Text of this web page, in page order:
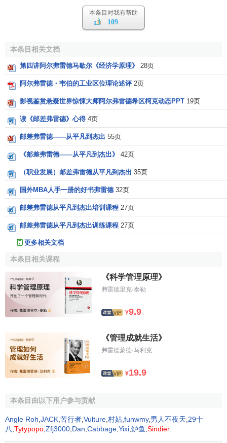
在经济学及道德哲学方面的影响很大，马歇尔的学术兴趣逐
渐由物理学转向了哲学和社会科学
上的父母”。后来，他看到了十九世纪中期在酱主义制度下英
国出现的严重的社会不公平，他感觉到，神学、数学、物理
学和
意力转移到政治经济学上面来，把理解社会现状的希望寄托
在经济学的研究上，打算从经济上来分析社会不公平的原
学。但他的核心仍然是在证明资本主义是一种合理的制度，
它可以自动地保持均衡，因而马歇尔最终还是成了资本主义
的辩护人。
马歇尔主要著述有
《伦敦贫民何所归》
《政治经济学的现状：1885年2月在剑桥大学的就职演
说》
《统计学会杂志》
《一般物价波动的补救措施》
《经济学原理》
《经济学精义》
《老一代的经济学家和新一代的经济学家》
《分配与交换》
本条目对我有帮助
109
本条目相关文档
第四讲阿尔弗雷德马歇尔《经济学原理》 28页
阿尔弗雷德・韦伯的工业区位理论述评 2页
影视鉴赏悬疑世界惊悚大师阿尔弗雷德希区柯克动态PPT 19页
读《邮差弗雷德》心得 4页
邮差弗雷德——从平凡到杰出 55页
《邮差弗雷德——从平凡到杰出》 42页
（职业发展）邮差弗雷德从平凡到杰出 35页
国外MBA人手一册的好书弗雷德 32页
邮差弗雷德从平凡到杰出培训课程 27页
邮差弗雷德从平凡到杰出训练课程 27页
更多相关文档
本条目相关课程
《科学管理原理》
弗雷德里克·泰勒
¥9.9
《管理成就生活》
弗雷德蒙德·马利克
¥19.9
本条目由以下用户参与贡献
Angle Roh JACK 苦行者 Vulture 村姑 funwmy, 男人不夜天 29十
八 Tytypopo Zfj3000 Dan Cabbage Yixi 鲈鱼 Sindier.